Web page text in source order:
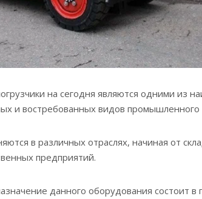
на сегодня являются одними из
и востребованных видов промышленного
в различных отраслях, начиная от
предприятий.
данного оборудования состоит